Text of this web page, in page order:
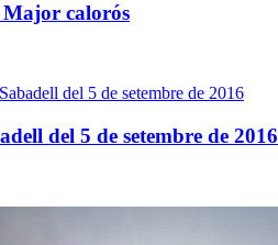
Major calorós
del 5 de setembre de 2016